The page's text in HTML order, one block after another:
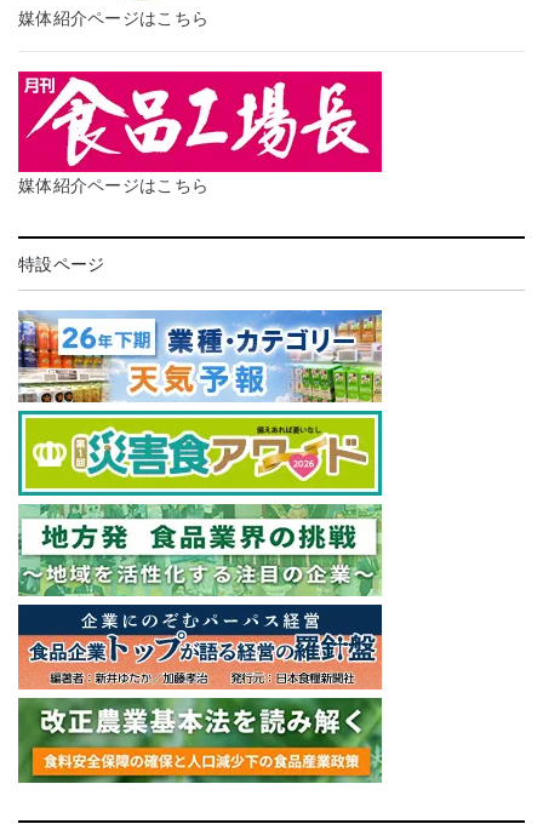
媒体紹介ページはこちら
媒体紹介ページはこちら
特設ページ